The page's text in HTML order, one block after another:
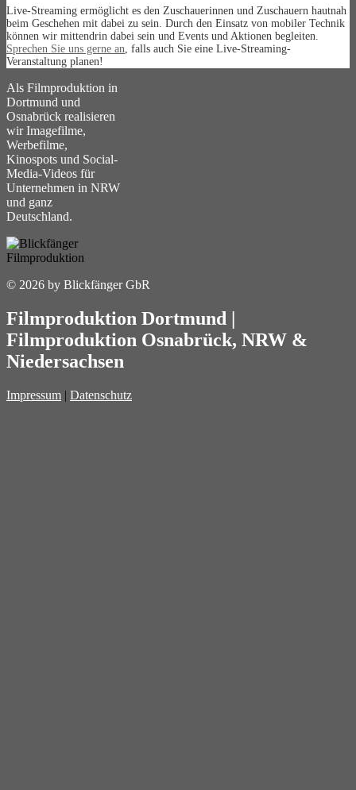
Live-Streaming ermöglicht es den Zuschauerinnen und Zuschauern hautnah
beim Geschehen mit dabei zu sein. Durch den Einsatz von mobiler Technik
können wir mittendrin dabei sein und Events und Aktionen begleiten.
Sprechen Sie uns gerne an, falls auch Sie eine Live-Streaming-
Veranstaltung planen!
Als Filmproduktion in
Dortmund und
Osnabrück realisieren
wir Imagefilme,
Werbefilme,
Kinospots und Social-
Media-Videos für
Unternehmen in NRW
und ganz
Deutschland.
© 2026 by Blickfänger GbR
Filmproduktion Dortmund
Filmproduktion Osnabrück, NRW &
Niedersachsen
Impressum | Datenschutz